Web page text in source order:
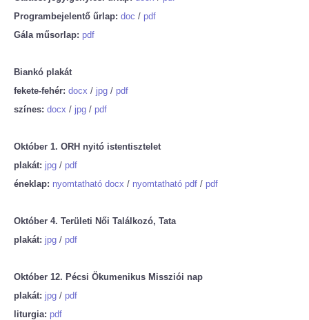
Programbejelentő űrlap: doc / pdf
Gála műsorlap: pdf
Biankó plakát
fekete-fehér: docx / jpg / pdf
színes: docx / jpg / pdf
Október 1. ORH nyitó istentisztelet
plakát: jpg / pdf
éneklap: nyomtatható docx / nyomtatható pdf / pdf
Október 4. Területi Női Találkozó, Tata
plakát: jpg / pdf
Október 12. Pécsi Ökumenikus Missziói nap
plakát: jpg / pdf
liturgia: pdf